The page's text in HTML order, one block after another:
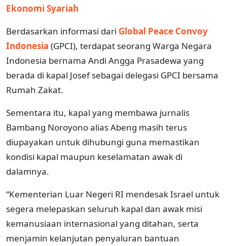
Ekonomi Syariah
Berdasarkan informasi dari Global Peace Convoy
Indonesia (GPCI), terdapat seorang Warga Negara
Indonesia bernama Andi Angga Prasadewa yang
berada di kapal Josef sebagai delegasi GPCI bersama
Rumah Zakat.
Sementara itu, kapal yang membawa jurnalis
Bambang Noroyono alias Abeng masih terus
diupayakan untuk dihubungi guna memastikan
kondisi kapal maupun keselamatan awak di
dalamnya.
“Kementerian Luar Negeri RI mendesak Israel untuk
segera melepaskan seluruh kapal dan awak misi
kemanusiaan internasional yang ditahan, serta
menjamin kelanjutan penyaluran bantuan